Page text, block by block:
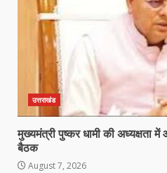
उत्तराखंड
मुख्यमंत्री पुष्कर धामी की अध्यक्षता
बैठक
August 7, 2026